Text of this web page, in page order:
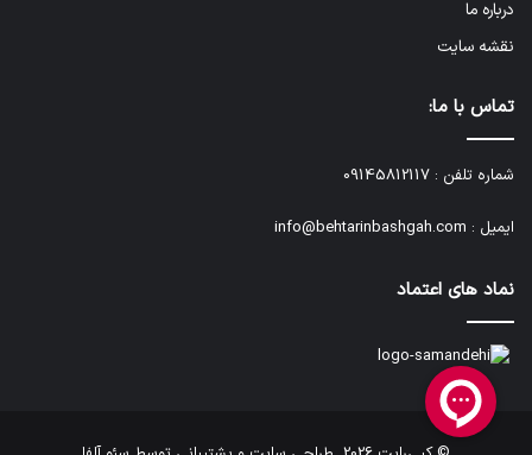
درباره ما
نقشه سایت
تماس با ما:
شماره تلفن : 09145812117
ایمیل : info@behtarinbashgah.com
نماد های اعتماد